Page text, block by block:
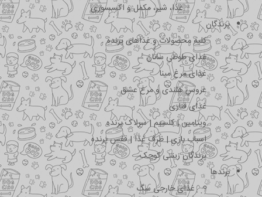
غذا، شیر، مکمل و اکسسوری
پرندگان
کلیه محصولات و غذاهای پرنده
غذای طوطی سانان
غذای مرغ مینا
عروس هلندی و مرغ عشق
غذای قناری
ویتامین | کلسیم | سرلاک پرنده
اسباب بازی | ظرف غذا | قفس پرنده
پرندگان زینتی کوچک
برندها
غذای خارجی سگ